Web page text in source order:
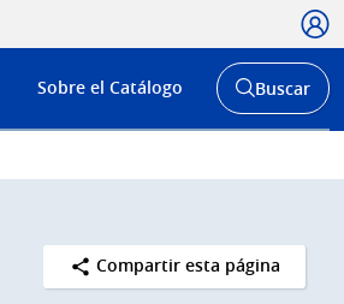
Menú
de
Sobre el Catálogo
Abrir
buscador
Buscar
Compartir esta página